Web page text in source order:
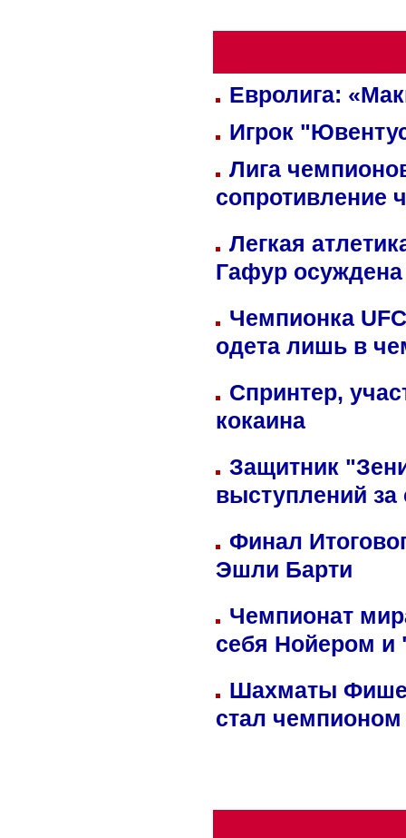
Евролига:
Игрок
Лига
сопротивление
Легкая
Гафур осуждена
Чемпионка
одета лишь в
Спринтер,
кокаина
Защитник
выступлений
Финал
Эшли Барти
Чемпионат
себя Нойером и
Шахматы
стал